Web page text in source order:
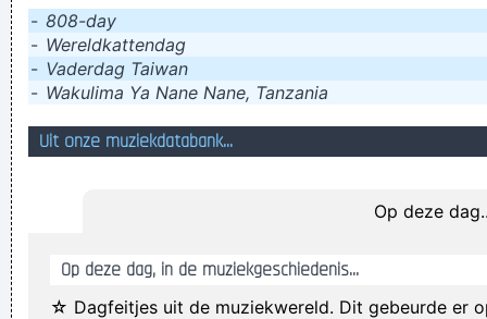
Wir schicken dich jetzt ins All.
moet me dringend laten onderdompelen in dingen die me uit
Gorkmiesjer drabelstakt orkpoing tipmeklert krempoli
Ik neuk niet graag!
China iets heeft dat VS niet hebben is het een gevaar voor
hun nationale veiligheid.
- 808-day
- Wereldkattendag
- Vaderdag Taiwan
- Wakulima Ya Nane Nane, Tanzania
Uit onze muziekdatabank...
Op deze
Op deze dag, in de muziekgeschiedenis...
☆ Dagfeitjes uit de muziekwereld. Dit gebeurde er